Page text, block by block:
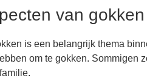
van gokken
is een belangrijk thema
om te gokken. Sommigen